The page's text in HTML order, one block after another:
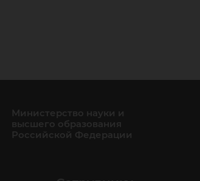
Министерство науки и
высшего образования
Российской Федерации